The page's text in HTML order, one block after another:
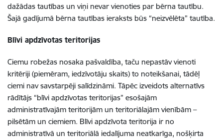
dažādas tautības un viņi nevar vienoties par bērna tautību.
Šajā gadījumā bērna tautības ieraksts būs “neizvēlēta” tautība.
Blīvi apdzīvotas teritorijas
Ciemu robežas nosaka pašvaldība, taču nepastāv vienoti
kritēriji (piemēram, iedzīvotāju skaits) to noteikšanai, tādēļ
ciemi nav savstarpēji salīdzināmi. Tāpēc izveidots alternatīvs
rādītājs “blīvi apdzīvotas teritorijas” esošajām
administratīvajām teritorijām un teritoriālajām vienībām –
pilsētām un ciemiem. Blīvi apdzīvota teritorija ir no
administratīvā un teritoriālā iedalījuma neatkarīga, nošķirta